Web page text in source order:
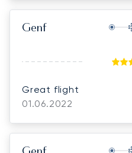
Genf
Great flight
01.06.2022